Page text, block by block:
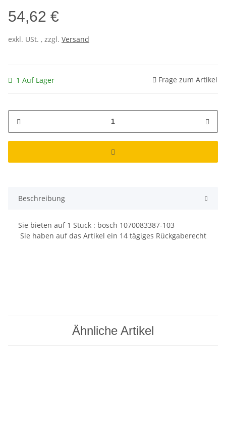
54,62 €
exkl. USt. , zzgl. Versand
1 Auf Lager Frage zum Artikel
Beschreibung
Sie bieten auf 1 Stück : bosch 1070083387-103
Sie haben auf das Artikel ein 14 tägiges Rückgaberecht
Ähnliche Artikel